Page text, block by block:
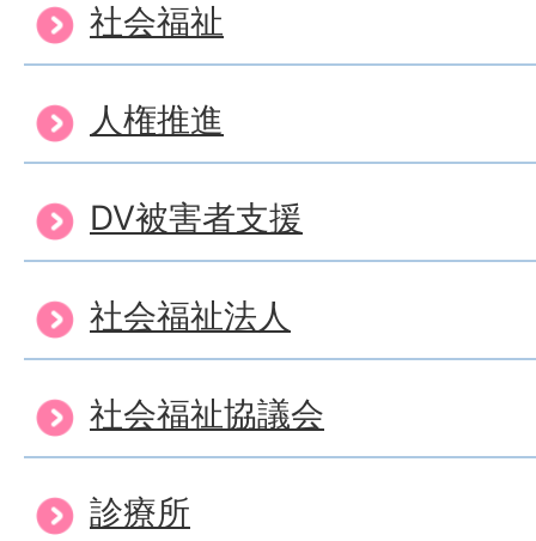
社会福祉
人権推進
DV被害者支援
社会福祉法人
社会福祉協議会
診療所